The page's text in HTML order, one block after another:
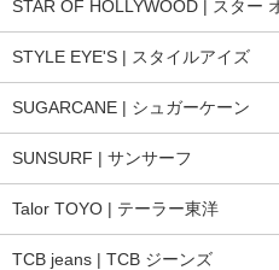
STAR OF HOLLYWOOD | スター
STYLE EYE'S | スタイルアイズ
SUGARCANE | シュガーケーン
SUNSURF | サンサーフ
Talor TOYO | テーラー東洋
TCB jeans | TCB ジーンズ